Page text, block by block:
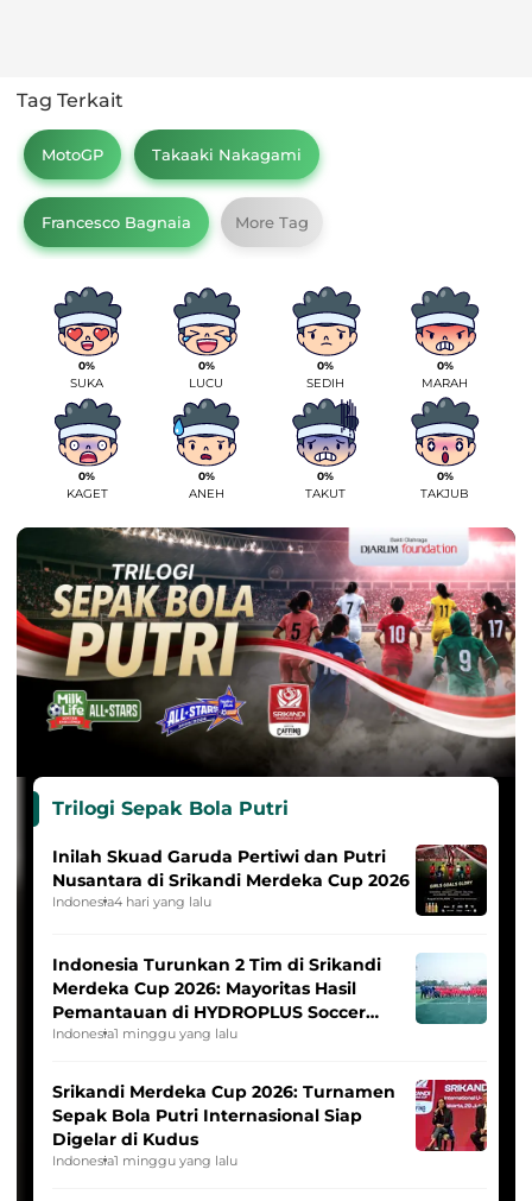
Tag Terkait
MotoGP Takaaki Nakagami
Francesco Bagnaia More Tag
0%
SUKA
0%
LUCU
0%
SEDIH
0%
MARAH
0%
KAGET
0%
ANEH
0%
TAKUT
0%
TAKJUB
Trilogi Sepak Bola Putri
Inilah Skuad Garuda Pertiwi dan Putri
Nusantara di Srikandi Merdeka Cup 2026
Indonesia4 hari yang lalu
Indonesia Turunkan 2 Tim di Srikandi
Merdeka Cup 2026: Mayoritas Hasil
Pemantauan di HYDROPLUS Soccer
League
Indonesia1 minggu yang lalu
Srikandi Merdeka Cup 2026: Turnamen
Sepak Bola Putri Internasional Siap
Digelar di Kudus
Indonesia1 minggu yang lalu